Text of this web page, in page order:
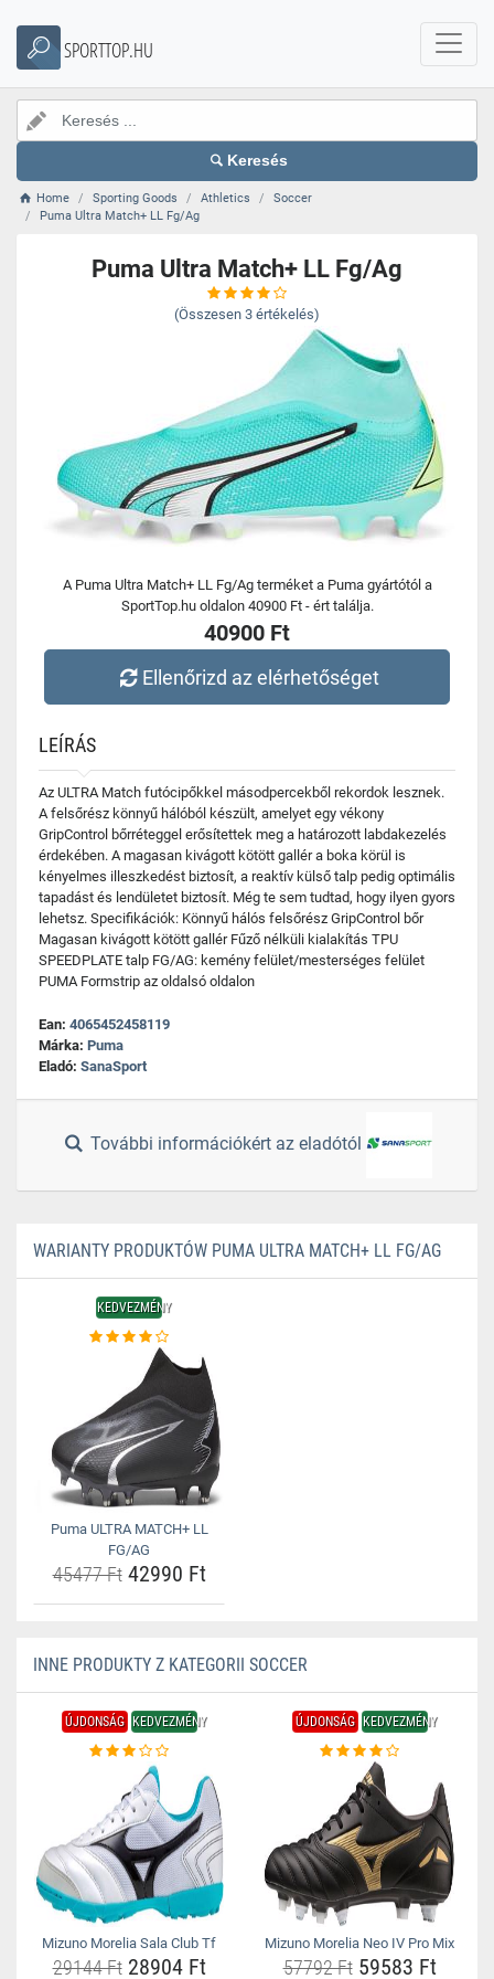
SPORTTOP.HU
Keresés
Home Sporting Goods Athletics
Soccer
Puma Ultra Match+ LL Fg/Ag
Puma Ultra Match+ LL Fg/Ag
(Összesen 3 értékelés)
A Puma Ultra Match+ LL Fg/Ag terméket a Puma gyártótól a
SportTop.hu oldalon 40900 Ft - ért találja.
40900 Ft
Ellenőrizd az elérhetőséget
LEÍRÁS
Az ULTRA Match futócipőkkel másodpercekből rekordok lesznek.
A felsőrész könnyű hálóból készült, amelyet egy vékony
GripControl bőrréteggel erősítettek meg a határozott labdakezelés
érdekében. A magasan kivágott kötött gallér a boka körül is
kényelmes illeszkedést biztosít, a reaktív külső talp pedig optimális
tapadást és lendületet biztosít. Még te sem tudtad, hogy ilyen gyors
lehetsz. Specifikációk: Könnyű hálós felsőrész GripControl bőr
Magasan kivágott kötött gallér Fűző nélküli kialakítás TPU
SPEEDPLATE talp FG/AG: kemény felület/mesterséges felület
PUMA Formstrip az oldalsó oldalon
Ean: 4065452458119
Márka: Puma
Eladó: SanaSport
További információkért az eladótól
WARIANTY PRODUKTÓW PUMA ULTRA MATCH+ LL FG/AG
KEDVEZMÉNY
Puma ULTRA MATCH+ LL
FG/AG
45477 Ft42990 Ft
INNE PRODUKTY Z KATEGORII SOCCER
ÚJDONSÁG KEDVEZMÉNY
Mizuno Morelia Sala Club Tf
29144 Ft28904 Ft
ÚJDONSÁG KEDVEZMÉNY
Mizuno Morelia Neo IV Pro Mix
57792 Ft59583 Ft